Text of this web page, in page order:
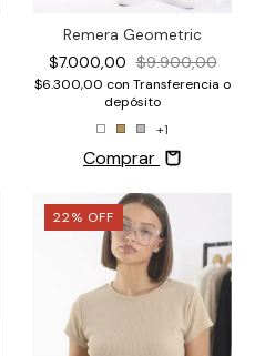
Remera Geometric
$7.000,00 $9.900,00
$6.300,00 con Transferencia o
depósito
+1
Comprar
22% OFF